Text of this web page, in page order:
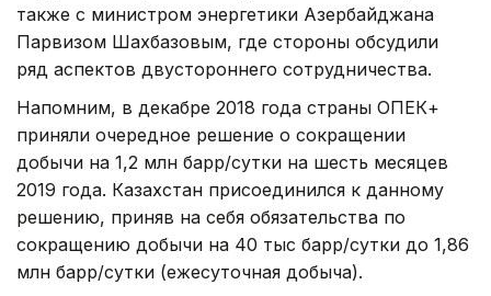
также с министром энергетики Азербайджана
Парвизом Шахбазовым, где стороны обсудили
ряд аспектов двустороннего сотрудничества.
Напомним, в декабре 2018 года страны ОПЕК+
приняли очередное решение о сокращении
добычи на 1,2 млн барр/сутки на шесть месяцев
2019 года. Казахстан присоединился к данному
решению, приняв на себя обязательства по
сокращению добычи на 40 тыс барр/сутки до 1,86
млн барр/сутки (ежесуточная добыча).